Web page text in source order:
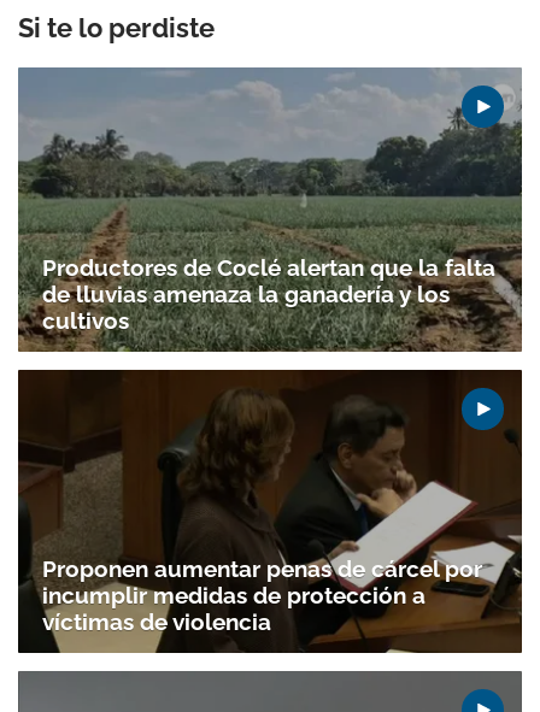
Si te lo perdiste
Productores de Coclé alertan que la falta
de lluvias amenaza la ganadería y los
cultivos
Proponen aumentar penas de cárcel por
incumplir medidas de protección a
víctimas de violencia